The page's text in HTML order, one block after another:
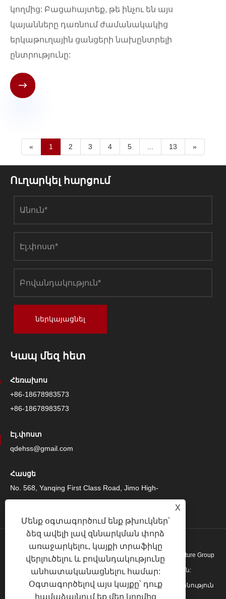
կողմից: Բացահայտեք, թե ինչու են այս
կայանները դառնում ժամանակակից
երկաթուղային ցանցերի նախընտրելի
ընտրությունը:

« 1 2 3 4 5 13 »
Ուղարկել հարցում
ներկայացնել
Կապ մեզ հետ
Հեռախոս
+86-18678983573
+86-18678983573
Էլ.փոստ
qdehss@gmail.com
Հասցե
No. 568, Yanqing First Class Road, Jimo High-
Tech Zone, Qingdao City, Shandong Province,
Չինաստան
Հեղինակային իրավունք © 2024 Qingdao Eihe Steel Structure Group
Co., Ltd. Բոլոր իրավունքները պաշտպանված են:
| Sitemap | RSS | XML | Գաղտնիության քաղաքականություն
X
Մենք օգտագործում ենք թխուկներ՝
ձեզ ավելի լավ զննարկման փորձ
առաջարկելու, կայքի տրաֆիկը
վերլուծելու և բովանդակությունը
անհատականացնելու համար:
Օգտագործելով այս կայքը՝ դուք
համաձայնում եք մեր կողմից